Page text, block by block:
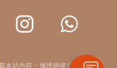
本站內容。惟透過搜尋